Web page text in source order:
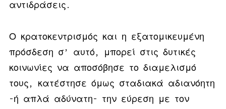
αντιδράσεις.
Ο κρατοκεντρισμός και η εξατομικευμένη
πρόσδεση σ’ αυτό, μπορεί στις δυτικές
κοινωνίες να αποσόβησε το διαμελισμό
τους, κατέστησε όμως σταδιακά αδιανόητη
-ή απλά αδύνατη- την εύρεση με τον